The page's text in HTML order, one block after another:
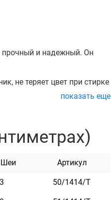
прочный и надежный. Он
не теряет цвет при стирке
Он практичен и
показать еще
Шеи Артикул
50/1414/Т